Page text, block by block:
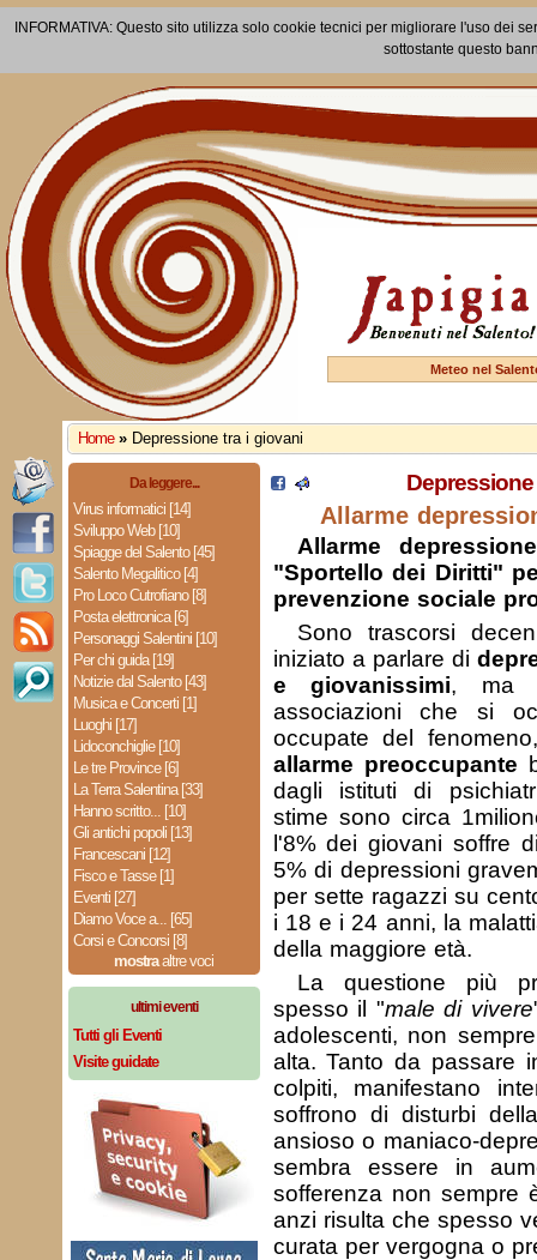
INFORMATIVA: Questo sito utilizza solo cookie tecnici per migliorare l'uso dei
sottostante questo
Meteo nel
Home » Depressione tra i giovani
Da leggere...
Virus informatici [14]
Sviluppo Web [10]
Spiagge del Salento [45]
Salento Megalitico [4]
Pro Loco Cutrofiano [8]
Posta elettronica [6]
Personaggi Salentini [10]
Per chi guida [19]
Notizie dal Salento [43]
Musica e Concerti [1]
Luoghi [17]
Lidoconchiglie [10]
Le tre Province [6]
La Terra Salentina [33]
Hanno scritto... [10]
Gli antichi popoli [13]
Francescani [12]
Fisco e Tasse [1]
Eventi [27]
Diamo Voce a... [65]
Corsi e Concorsi [8]
mostraaltre voci
ultimi eventi
Tutti gli Eventi
Visite guidate
Allarme
Allarme
"Sportello dei Diritti"
prevenzione sociale
Sono trascorsi
iniziato a parlare di
e giovanissimi, ma
associazioni che si
occupate del
allarme preoccupante
dagli istituti di
stime sono circa
l'8% dei giovani soffre
5% di depressioni
per sette ragazzi su
i 18 e i 24 anni, la
della maggiore età.
La questione più
spesso il "male di vivere
adolescenti, non
alta. Tanto da passare
colpiti, manifestano
soffrono di disturbi
ansioso o maniaco-
sembra essere in
sofferenza non sempre
anzi risulta che spesso
curata per vergogna o